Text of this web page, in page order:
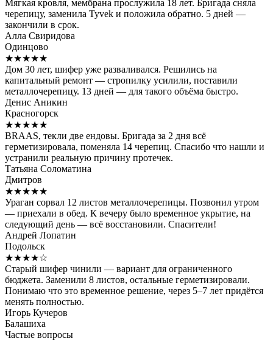
Мягкая кровля, мембрана прослужила 18 лет. Бригада сняла
черепицу, заменила Tyvek и положила обратно. 5 дней —
закончили в срок.
Алла Свиридова
Одинцово
★★★★★
Дом 30 лет, шифер уже разваливался. Решились на
капитальный ремонт — стропилку усилили, поставили
металлочерепицу. 13 дней — для такого объёма быстро.
Денис Аникин
Красногорск
★★★★★
BRAAS, текли две ендовы. Бригада за 2 дня всё
герметизировала, поменяла 14 черепиц. Спасибо что нашли и
устранили реальную причину протечек.
Татьяна Соломатина
Дмитров
★★★★★
Ураган сорвал 12 листов металлочерепицы. Позвонил утром
— приехали в обед. К вечеру было временное укрытие, на
следующий день — всё восстановили. Спасители!
Андрей Лопатин
Подольск
★★★★☆
Старый шифер чинили — вариант для ограниченного
бюджета. Заменили 8 листов, остальные герметизировали.
Понимаю что это временное решение, через 5–7 лет придётся
менять полностью.
Игорь Кучеров
Балашиха
Частые вопросы